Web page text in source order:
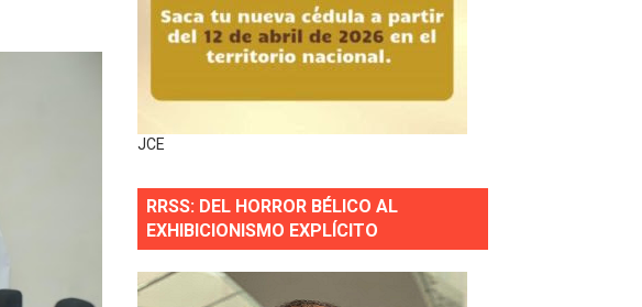
en zonas protegidas del país
comerciantes impactados por la obra vial, en cumplimiento de un
Jornada de Reforestación en Manabao
de mercancías en lo que va de año
pública del año
JCE
RRSS: DEL HORROR BÉLICO AL
EXHIBICIONISMO EXPLÍCITO